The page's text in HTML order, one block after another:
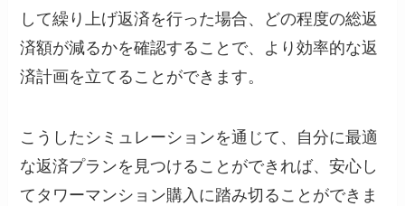
して繰り上げ返済を行った場合、どの程度の総返
済額が減るかを確認することで、より効率的な返
済計画を立てることができます。
こうしたシミュレーションを通じて、自分に最適
な返済プランを見つけることができれば、安心し
てタワーマンション購入に踏み切ることができま